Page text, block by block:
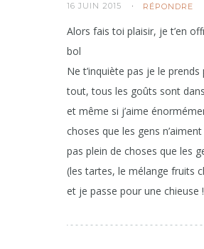
16 JUIN 2015 RÉPONDRE
Alors fais toi plaisir, je t’en
bol
Ne t’inquiète pas je le prends
tout, tous les goûts sont
et même si j’aime
choses que les gens n’aiment
pas plein de choses que les
(les tartes, le mélange fruits
et je passe pour une chieuse !